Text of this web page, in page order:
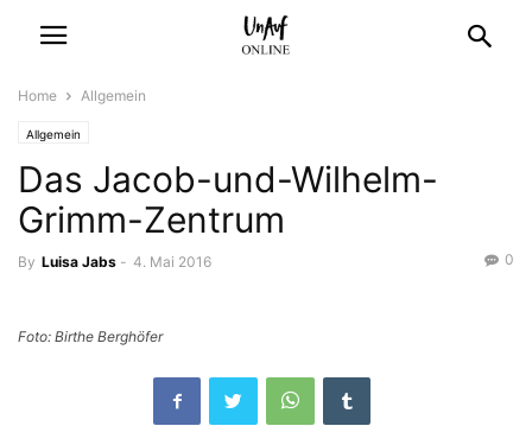
Home Allgemein
Allgemein
Das Jacob-und-Wilhelm-
Grimm-Zentrum
By Luisa Jabs - 4. Mai 2016 0
Foto: Birthe Berghöfer